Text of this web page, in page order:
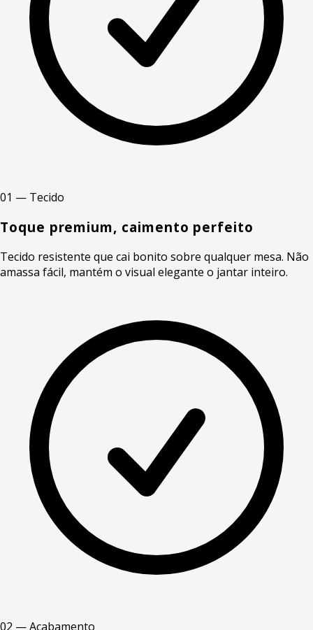
01 — Tecido
Toque premium, caimento perfeito
Tecido resistente que cai bonito sobre qualquer mesa. Não
amassa fácil, mantém o visual elegante o jantar inteiro.
02 — Acabamento